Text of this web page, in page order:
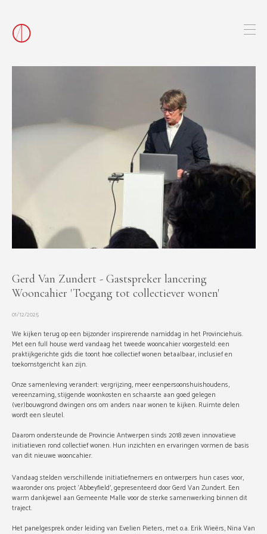
Gerd Van Zundert - Gastspreker lancering
Wooncahier 'Toegang tot collectiever wonen'
01/12/2025
We kijken terug op een bijzonder inspirerende namiddag in het Provinciehuis.
Met een full house werd vandaag het tweede wooncahier voorgesteld: een
praktijkgerichte gids die toont hoe collectief wonen betaalbaar, inclusief en
toekomstgericht kan zijn.
Onze samenleving verandert: vergrijzing, meer eenpersoonshuishoudens,
vereenzaming, stijgende woonkosten en schaarste aan goed gelegen
(ver)bouwgrond dwingen ons om anders naar wonen te kijken. Ruimte delen
wordt een sleutel.
Daarom ondersteunde de Provincie Antwerpen sinds 2018 zeven innovatieve
initiatieven rond collectief wonen. Hun inzichten en ervaringen vormen de basis
van dit nieuwe wooncahier.
Vandaag stelden verschillende initiatiefnemers en ontwerpers hun cases voor,
waaronder ons project ‘Abbeyfield’, gepresenteerd door Gerd Van Zundert. Een
warm dankjewel aan Gemeente Malle voor de sterke samenwerking binnen dit
traject.
Het panelgesprek onder leiding van Evelien Pieters, met o.a. Erik Wieërs, Nina Van